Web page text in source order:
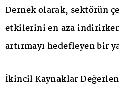
Dernek olarak, sektörün
etkilerini en aza
artırmayı hedefleyen bir
İkincil Kaynaklar